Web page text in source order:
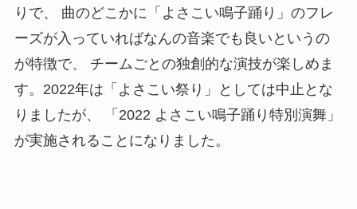
りで、 曲のどこかに「よさこい鳴子踊り」のフレ
ーズが入っていればなんの音楽でも良いというの
が特徴で、 チームごとの独創的な演技が楽しめま
す。2022年は「よさこい祭り」としては中止とな
りましたが、 「2022 よさこい鳴子踊り特別演舞」
が実施されることになりました。